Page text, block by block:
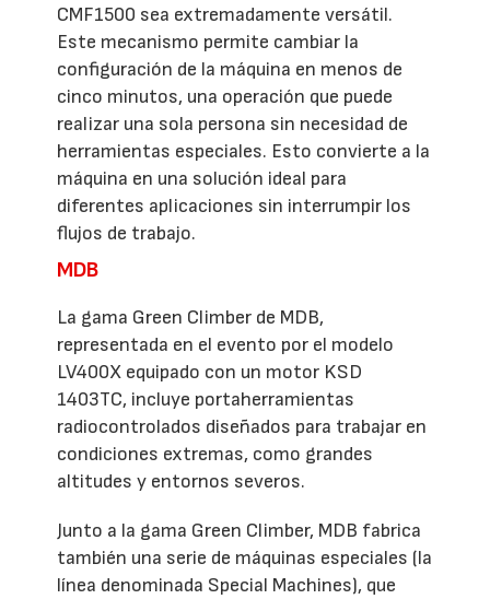
CMF1500 sea extremadamente versátil.
Este mecanismo permite cambiar la
configuración de la máquina en menos de
cinco minutos, una operación que puede
realizar una sola persona sin necesidad de
herramientas especiales. Esto convierte a la
máquina en una solución ideal para
diferentes aplicaciones sin interrumpir los
flujos de trabajo.
MDB
La gama Green Climber de MDB,
representada en el evento por el modelo
LV400X equipado con un motor KSD
1403TC, incluye portaherramientas
radiocontrolados diseñados para trabajar en
condiciones extremas, como grandes
altitudes y entornos severos.
Junto a la gama Green Climber, MDB fabrica
también una serie de máquinas especiales (la
línea denominada Special Machines), que